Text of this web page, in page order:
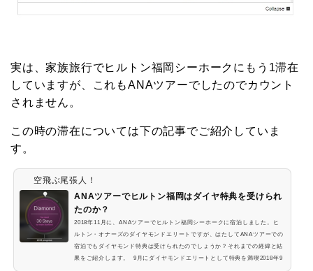
実は、家族旅行でヒルトン福岡シーホークにもう1滞在
していますが、これもANAツアーでしたのでカウント
されません。
この時の滞在については下の記事でご紹介していま
す。
空飛ぶ尾張人！
ANAツアーでヒルトン福岡はダイヤ特典を受けられ
たのか？
2018年11月に、ANAツアーでヒルトン福岡シーホークに宿泊しました。ヒ
ルトン・オナーズのダイヤモンドエリートですが、はたしてANAツアーでの
宿泊でもダイヤモンド特典は受けられたのでしょうか？それまでの経緯と結
果をご紹介します。 9月にダイヤモンドエリートとして特典を満喫2018年9